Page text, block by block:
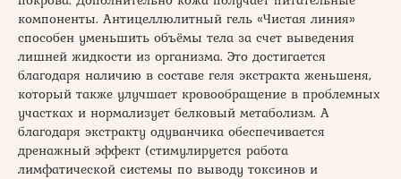
компоненты. Антицеллюлитный гель «Чистая линия»
способен уменьшить объёмы тела за счет выведения
лишней жидкости из организма. Это достигается
благодаря наличию в составе геля экстракта женьшеня,
который также улучшает кровообращение в проблемных
участках и нормализует белковый метаболизм. А
благодаря экстракту одуванчика обеспечивается
дренажный эффект (стимулируется работа
лимфатической системы по выводу токсинов и